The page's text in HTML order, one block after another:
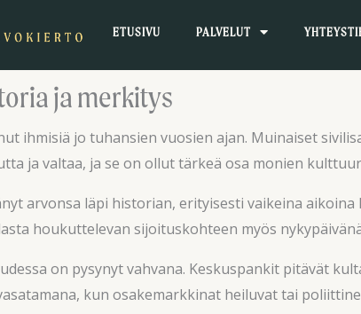
ETUSIVU PALVELUT
ja merkitys
ihmisiä jo tuhansien vuosien ajan. Muinaiset
ja valtaa, ja se on ollut tärkeä osa monien
arvonsa läpi historian, erityisesti vaikeina
houkuttelevan sijoituskohteen myös
on pysynyt vahvana. Keskuspankit pitävät
kun osakemarkkinat heiluvat tai